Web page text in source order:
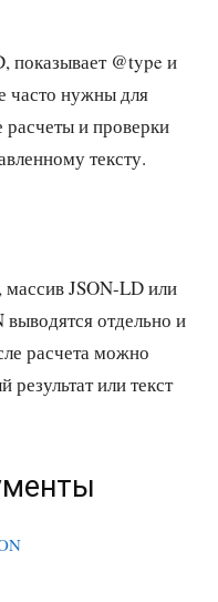
показывает @type и
часто нужны для
расчеты и проверки
тексту.
JSON-LD или
отдельно и
расчета можно
результат или текст